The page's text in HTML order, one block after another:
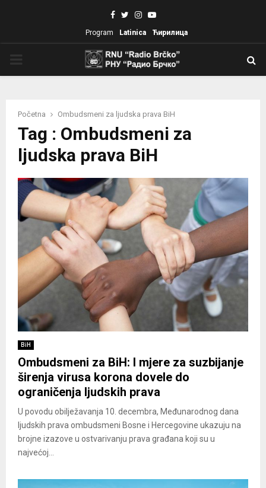
Facebook
TwitterInstagram
Youtube
Program Latinica Ћирилица
Početna Ombudsmeni za ljudska prava BiH
Tag : Ombudsmeni za
ljudska prava BiH
BiH
Ombudsmeni za BiH: I mjere za suzbijanje
širenja virusa korona dovele do
ograničenja ljudskih prava
U povodu obilježavanja 10. decembra, Međunarodnog dana
ljudskih prava ombudsmeni Bosne i Hercegovine ukazuju na
brojne izazove u ostvarivanju prava građana koji su u
najvećoj...